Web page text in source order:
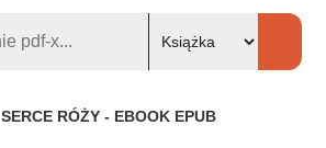
SERCE RÓŻY - EBOOK EPUB